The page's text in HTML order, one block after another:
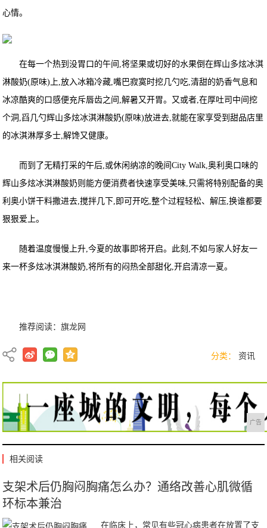
心情。
在每一个热到没胃口的午间,将坚果或切好的水果倒在辉山多炫冰淇
淋酸奶(原味)上,放入冰箱冷藏,嘴巴寂寞时挖几勺吃,清甜的奶香气息和
冰凉酷爽的口感便充斥唇齿之间,解暑又开胃。又或者,在厚吐司中间挖
个洞,舀几勺辉山多炫冰淇淋酸奶(原味)放进去,就能在家享受到甜品店里
的冰淇淋厚多士,解馋又健康。
而到了无精打采的午后,或休闲纳凉的晚间City Walk,奥利奥口味的
辉山多炫冰淇淋酸奶则能方便消费者快速享受美味,只需将特别配备的奥
利奥小饼干料撒进去,搅拌几下,即可开吃,整个过程轻松、解压,换谁都要
狠狠爱上。
随着温度慢慢上升,今夏的故事即将开启。此刻,不如与家人好友一
来一杯多炫冰淇淋酸奶,将所有的闷热全部甜化,开启清凉一夏。
推荐阅读：旗龙网
分类： 资讯
广告
相关阅读
支架术后仍胸闷胸痛怎么办？通络改善心肌微循
环标本兼治
在临床上，常见有些冠心病患者在放置了支